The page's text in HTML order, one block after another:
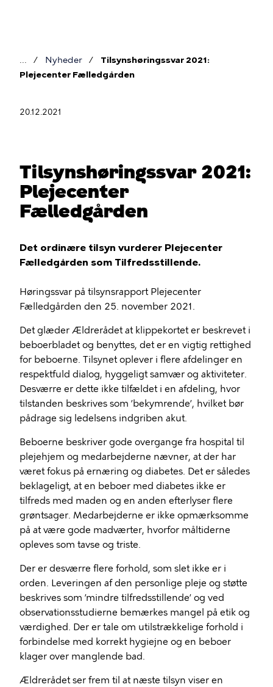
Brødkrumme
Nyheder
Tilsynshøringssvar 2021:
Plejecenter Fælledgården
20.12.2021
Tilsynshøringssvar 2021:
Plejecenter
Fælledgården
Det ordinære tilsyn vurderer Plejecenter
Fælledgården som Tilfredsstillende.
Høringssvar på tilsynsrapport Plejecenter
Fælledgården den 25. november 2021.
Det glæder Ældrerådet at klippekortet er beskrevet i
beboerbladet og benyttes, det er en vigtig rettighed
for beboerne. Tilsynet oplever i flere afdelinger en
respektfuld dialog, hyggeligt samvær og aktiviteter.
Desværre er dette ikke tilfældet i en afdeling, hvor
tilstanden beskrives som ’bekymrende’, hvilket bør
pådrage sig ledelsens indgriben akut.
Beboerne beskriver gode overgange fra hospital til
plejehjem og medarbejderne nævner, at der har
været fokus på ernæring og diabetes. Det er således
beklageligt, at en beboer med diabetes ikke er
tilfreds med maden og en anden efterlyser flere
grøntsager. Medarbejderne er ikke opmærksomme
på at være gode madværter, hvorfor måltiderne
opleves som tavse og triste.
Der er desværre flere forhold, som slet ikke er i
orden. Leveringen af den personlige pleje og støtte
beskrives som ’mindre tilfredsstillende’ og ved
observationsstudierne bemærkes mangel på etik og
værdighed. Der er tale om utilstrækkelige forhold i
forbindelse med korrekt hygiejne og en beboer
klager over manglende bad.
Ældrerådet ser frem til at næste tilsyn viser en